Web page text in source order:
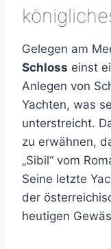
Gelegen am
Schloss einst
Anlegen von
Yachten, was
unterstreicht.
zu erwähnen,
„Sibil“ vom
Seine letzte
der
heutigen